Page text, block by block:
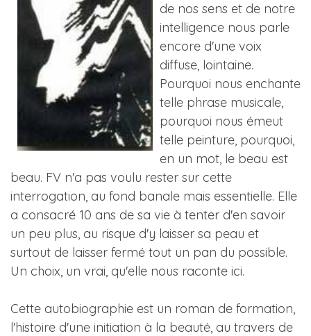
de nos sens et de notre
intelligence nous parle
encore d'une voix
diffuse, lointaine.
Pourquoi nous enchante
telle phrase musicale,
pourquoi nous émeut
telle peinture, pourquoi,
en un mot, le beau est
beau. FV n'a pas voulu rester sur cette
interrogation, au fond banale mais essentielle. Elle
a consacré 10 ans de sa vie à tenter d'en savoir
un peu plus, au risque d'y laisser sa peau et
surtout de laisser fermé tout un pan du possible.
Un choix, un vrai, qu'elle nous raconte ici.
Cette autobiographie est un roman de formation,
l'histoire d'une initiation à la beauté, au travers de